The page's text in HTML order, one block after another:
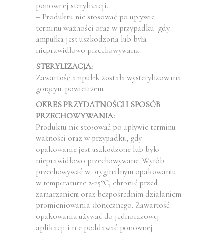
ponownej sterylizacji.
– Produktu nie stosować po upływie
terminu ważności oraz w przypadku, gdy
ampułka jest uszkodzona lub była
nieprawidłowo przechowywana
STERYLIZACJA:
Zawartość ampułek została wysterylizowana
gorącym powietrzem.
OKRES PRZYDATNOŚCI I SPOSÓB
PRZECHOWYWANIA:
Produktu nie stosować po upływie terminu
ważności oraz w przypadku, gdy
opakowanie jest uszkodzone lub było
nieprawidłowo przechowywane. Wyrób
przechowywać w oryginalnym opakowaniu
w temperaturze 2-25°C, chronić przed
zamarzaniem oraz bezpośrednim działaniem
promieniowania słonecznego. Zawartość
opakowania używać do jednorazowej
aplikacji i nie poddawać ponownej